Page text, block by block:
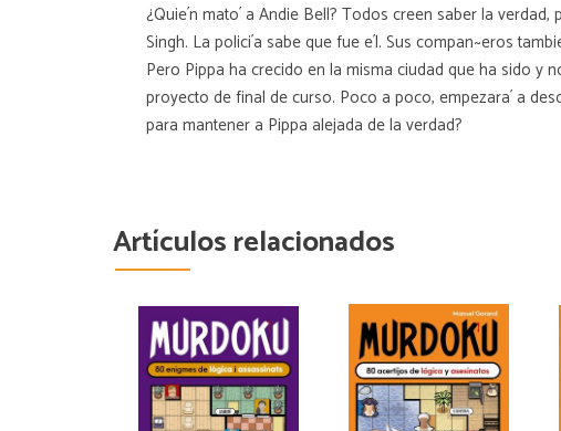
¿Quie´n mato´ a Andie Bell? Todos creen saber la
Singh. La polici´a sabe que fue e´l. Sus compan~eros
Pero Pippa ha crecido en la misma ciudad que ha sido y
proyecto de final de curso. Poco a poco, empezara´ a
para mantener a Pippa alejada de la verdad?
Artículos relacionados